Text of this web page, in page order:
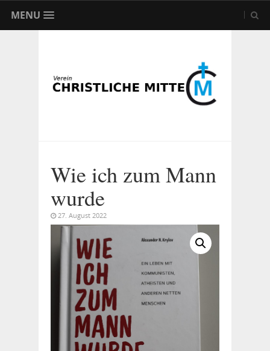
MENU
Wie ich zum Mann
wurde
27. August 2022